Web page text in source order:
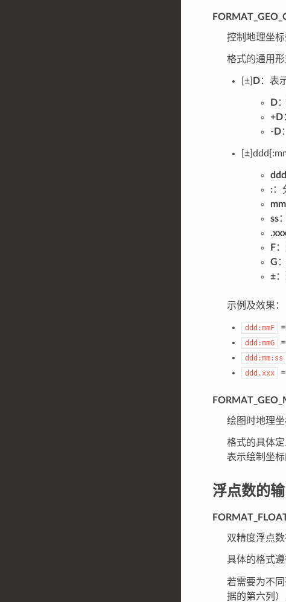
控制地理坐标
格式的通用形
[±] D：表
D
+D
-D
ddd
:：
mm
ss
F
G
±
示例及效果：
ddd:mmF
ddd:mmG
ddd:mm:ss
ddd.xxx
绘图时地理坐
格式的具体
表示绘制坐标
浮点数的
双精度浮点
具体的格式
若需要为不
据的第六列